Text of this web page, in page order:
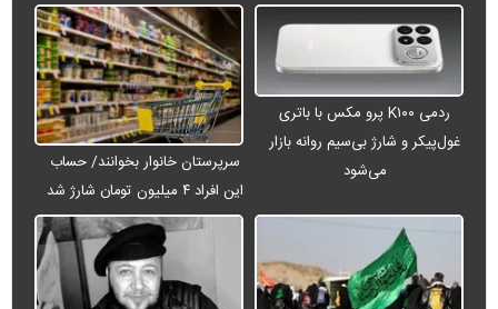
ردمی K۱۰۰ پرو مکس با باتری
غول‌پیکر و شارژ بی‌سیم روانه بازار
می‌شود
سرپرستان خانوار بخوانند/ حساب
این افراد ۴ میلیون تومان شارژ شد